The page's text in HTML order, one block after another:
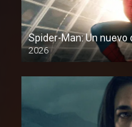
Spider-Man: Un nuevo
2026
1080P